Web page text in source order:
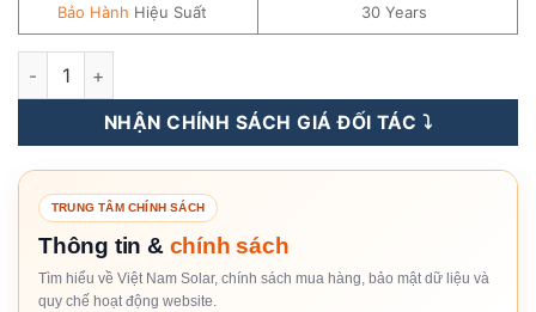
Bảo Hành Hiệu Suất 30 Years
Tấm Pin Năng Lượng Mặt Trời AE Solar 370-380WP - AE
NHẬN CHÍNH SÁCH GIÁ ĐỐI TÁC ⤵️
TRUNG TÂM CHÍNH SÁCH
Thông tin & chính sách
Tìm hiểu về Việt Nam Solar, chính sách mua hàng, bảo mật dữ liệu và
quy chế hoạt động website.